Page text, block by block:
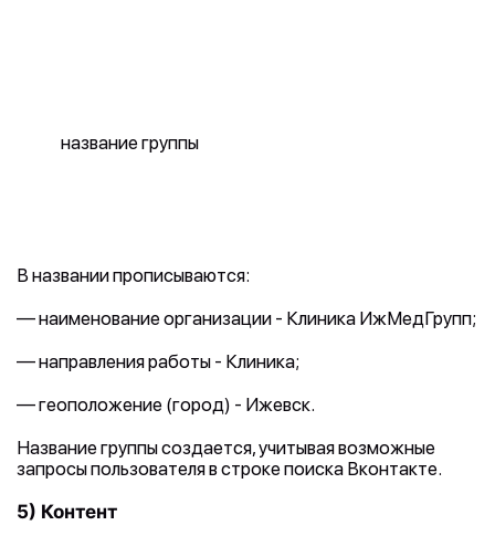
название группы
В названии прописываются:
— наименование организации - Клиника ИжМедГрупп;
— направления работы - Клиника;
— геоположение (город) - Ижевск.
Название группы создается, учитывая возможные
запросы пользователя в строке поиска Вконтакте.
5) Контент